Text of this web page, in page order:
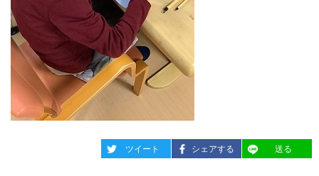
entry1181
ツイート entry1181
シェアする entry1181
送る